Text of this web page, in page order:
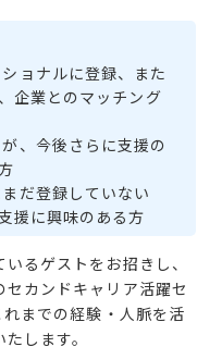
ョナルに登録、また
企業とのマッチング
、今後さらに支援の
だ登録していない
援に興味のある方
るゲストをお招きし、
カンドキャリア活躍セ
までの経験・人脈を活
します。